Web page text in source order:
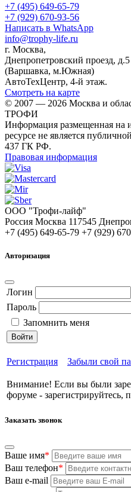
+7 (495) 649-65-79
+7 (929) 670-93-56
Написать в WhatsApp
info@trophy-life.ru
г. Москва,
Днепропетровский проезд, д.5
(Варшавка, м.Южная)
АвтоТехЦентр, 4-й этаж.
Смотреть на карте
© 2007 — 2026 Москва и
ТРОФИ
Информация размещенная на
ресурсе не является
437 ГК РФ.
Правовая информация
ООО "Трофи-лайф"
Россия Москва 117545
+7 (495) 649-65-79 +7 (929)
Авторизация
Логин
Пароль
Запомнить меня
Войти
Регистрация Забыли свой
Внимание! Если вы были
форуме - зарегистрируйтесь,
Заказать звонок
Ваше имя*
Ваш телефон*
Ваш e-mail